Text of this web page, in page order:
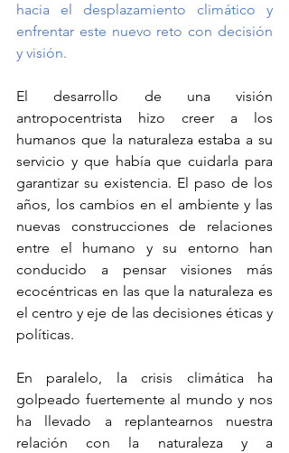
hacia el desplazamiento climático y
enfrentar este nuevo reto con decisión
y visión.
El desarrollo de una visión
antropocentrista hizo creer a los
humanos que la naturaleza estaba a su
servicio y que había que cuidarla para
garantizar su existencia. El paso de los
años, los cambios en el ambiente y las
nuevas construcciones de relaciones
entre el humano y su entorno han
conducido a pensar visiones más
ecocéntricas en las que la naturaleza es
el centro y eje de las decisiones éticas y
políticas.
En paralelo, la crisis climática ha
golpeado fuertemente al mundo y nos
ha llevado a replantearnos nuestra
relación con la naturaleza y a